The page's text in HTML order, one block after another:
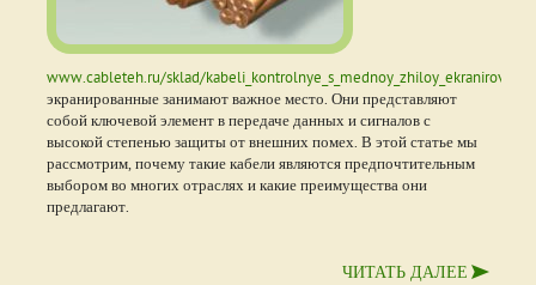
www.cableteh.ru/sklad/
экранированные занимают важное место. Они представляют
собой ключевой элемент в передаче данных и сигналов с
высокой степенью защиты от внешних помех. В этой статье мы
рассмотрим, почему такие кабели являются предпочтительным
выбором во многих отраслях и какие преимущества они
предлагают.
ЧИТАТЬ ДАЛЕЕ